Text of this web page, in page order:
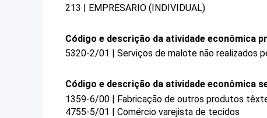
213 | EMPRESARIO (INDIVIDUAL)
Código e descrição da atividade econômica
5320-2/01 | Serviços de malote não realizados
Código e descrição da atividade econômica
1359-6/00 | Fabricação de outros produtos
4755-5/01 | Comércio varejista de tecidos